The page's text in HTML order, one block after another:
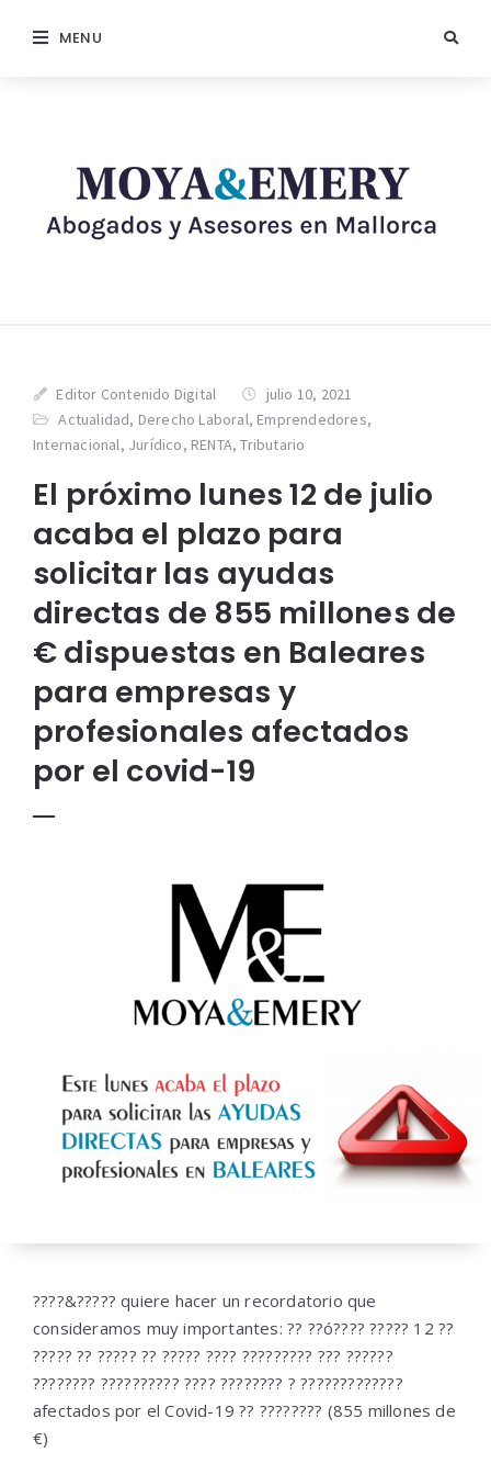
MENU
Editor Contenido Digital
julio 10, 2021
Actualidad, Derecho Laboral, Emprendedores,
Internacional, Jurídico, RENTA,Tributario
El próximo lunes 12 de julio
acaba el plazo para
solicitar las ayudas
directas de 855 millones de
€ dispuestas en Baleares
para empresas y
profesionales afectados
por el covid-19
????&????? quiere hacer un recordatorio que
consideramos muy importantes: ?? ??ó???? ????? 12 ??
????? ?? ????? ?? ????? ???? ????????? ??? ??????
???????? ?????????? ???? ???????? ? ?????????????
afectados por el Covid-19 ?? ???????? (855 millones de
€)